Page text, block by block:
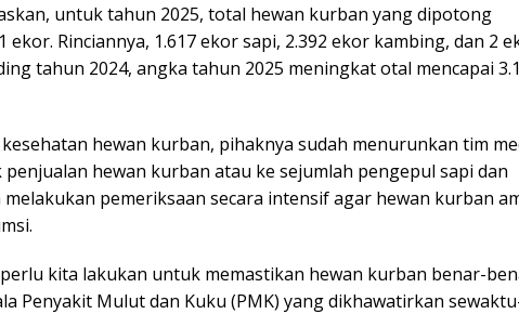
untuk tahun 2025, total hewan kurban yang dipotong
ekor. Rinciannya, 1.617 ekor sapi, 2.392 ekor kambing, dan 2
tahun 2024, angka tahun 2025 meningkat otal mencapai
hewan kurban, pihaknya sudah menurunkan tim
penjualan hewan kurban atau ke sejumlah pengepul sapi dan
pemeriksaan secara intensif agar hewan kurban
perlu kita lakukan untuk memastikan hewan kurban benar-
Penyakit Mulut dan Kuku (PMK) yang dikhawatirkan